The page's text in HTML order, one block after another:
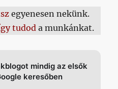
egyenesen nekünk.
tudod a munkánkat.
mindig az elsők
keresőben